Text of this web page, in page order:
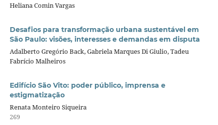
Heliana Comin Vargas
Desafios para transformação urbana sustentável em
São Paulo: visões, interesses e demandas em disputa
Adalberto Gregório Back, Gabriela Marques Di Giulio, Tadeu
Fabrício Malheiros
Edifício São Vito: poder público, imprensa e
estigmatização
Renata Monteiro Siqueira
269